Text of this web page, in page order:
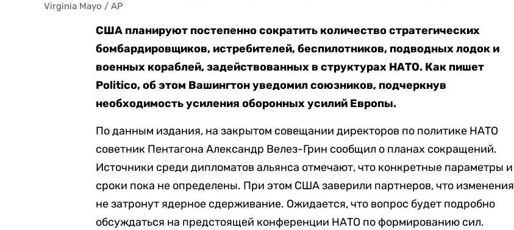
Virginia Mayo / AP
США планируют постепенно сократить количество стратегических
бомбардировщиков, истребителей, беспилотников, подводных лодок и
военных кораблей, задействованных в структурах НАТО. Как пишет
Politico, об этом Вашингтон уведомил союзников, подчеркнув
необходимость усиления оборонных усилий Европы.
По данным издания, на закрытом совещании директоров по политике НАТО
советник Пентагона Александр Велез-Грин сообщил о планах сокращений.
Источники среди дипломатов альянса отмечают, что конкретные параметры и
сроки пока не определены. При этом США заверили партнеров, что изменения
не затронут ядерное сдерживание. Ожидается, что вопрос будет подробно
обсуждаться на предстоящей конференции НАТО по формированию сил.